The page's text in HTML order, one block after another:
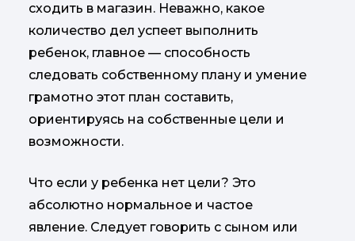
сходить в магазин. Неважно, какое
количество дел успеет выполнить
ребенок, главное — способность
следовать собственному плану и умение
грамотно этот план составить,
ориентируясь на собственные цели и
возможности.
Что если у ребенка нет цели? Это
абсолютно нормальное и частое
явление. Следует говорить с сыном или